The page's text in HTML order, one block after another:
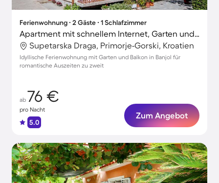
Ferienwohnung ∙ 2 Gäste ∙ 1 Schlafzimmer
Apartment mit schnellem Internet, Garten und Grill
Supetarska Draga, Primorje-Gorski, Kroatien
Idyllische Ferienwohnung mit Garten und Balkon in Banjol für
romantische Auszeiten zu zweit
ab 76 €
pro Nacht
5.0
Zum Angebot